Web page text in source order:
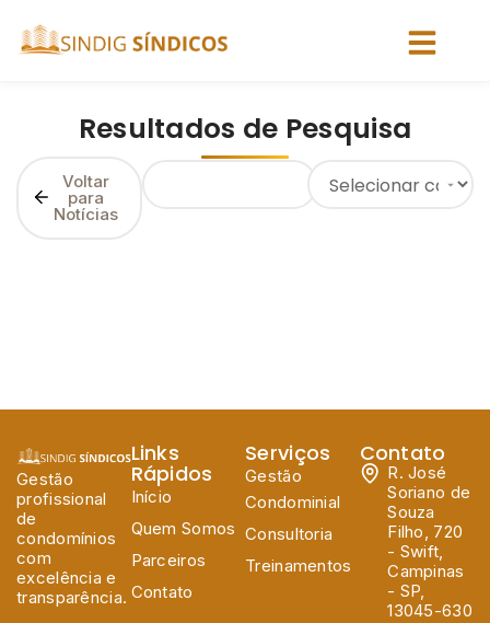
Resultados de Pesquisa
Voltar
para
Notícias
Gestão
profissional
de
condomínios
com
excelência e
transparência.
Links
Rápidos
Início
Quem Somos
Parceiros
Contato
Serviços
Gestão
Condominial
Consultoria
Treinamentos
Contato
R. José
Soriano de
Souza
Filho, 720
- Swift,
Campinas
- SP,
13045-630